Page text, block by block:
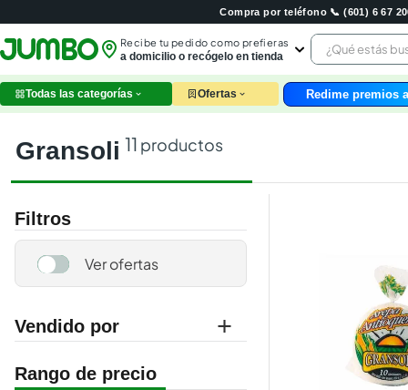
Compra por teléfono 📞 (601) 6 67
Recibe tu pedido como prefieras
a domicilio o recógelo en tienda
¿Qué estás
Todas las categorías Ofertas Redime premios
gransoli 11 productos
Filtros
Vendido por
jumbo
leche
pollo
carne